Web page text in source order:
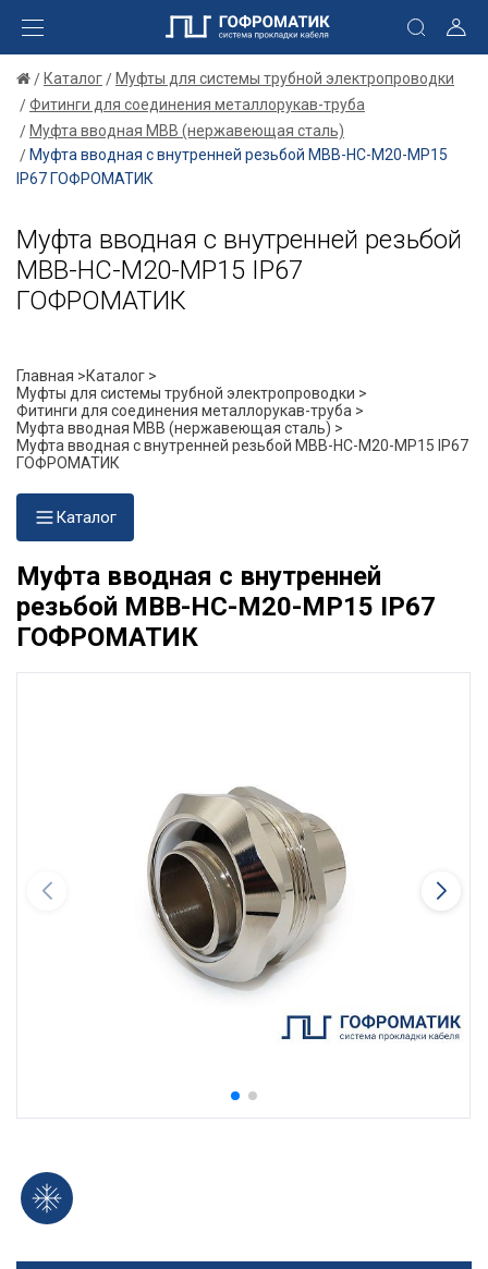
Каталог
Муфты для системы трубной электропроводки
Фитинги для соединения металлорукав-труба
Муфта вводная МВВ (нержавеющая сталь)
Муфта вводная с внутренней резьбой МВВ-НС-М20-МР15
IP67 ГОФРОМАТИК
Муфта вводная с внутренней резьбой
МВВ-НС-М20-МР15 IP67
ГОФРОМАТИК
Главная >Каталог >
Муфты для системы трубной электропроводки >
Фитинги для соединения металлорукав-труба >
Муфта вводная МВВ (нержавеющая сталь) >
Муфта вводная с внутренней резьбой МВВ-НС-М20-МР15 IP67
ГОФРОМАТИК
Каталог
Муфта вводная с внутренней
резьбой МВВ-НС-М20-МР15 IP67
ГОФРОМАТИК